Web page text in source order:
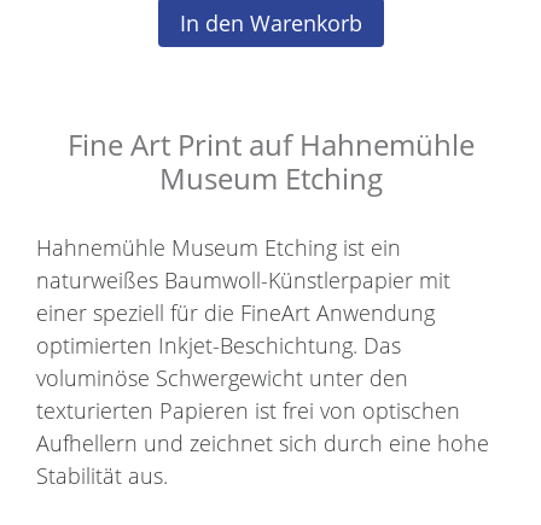
Fine Art Print auf Hahnemühle
Museum Etching
Hahnemühle Museum Etching ist ein
naturweißes Baumwoll-Künstlerpapier mit
einer speziell für die FineArt Anwendung
optimierten Inkjet-Beschichtung. Das
voluminöse Schwergewicht unter den
texturierten Papieren ist frei von optischen
Aufhellern und zeichnet sich durch eine hohe
Stabilität aus.